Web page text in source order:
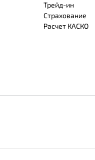
Трейд-ин
Страхование
Расчет КАСКО